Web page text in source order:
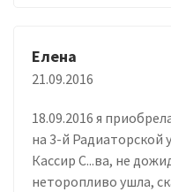
Елена
21.09.2016
18.09.2016 я
на 3-й Радиаторской
Кассир С...ва, не
неторопливо ушла,